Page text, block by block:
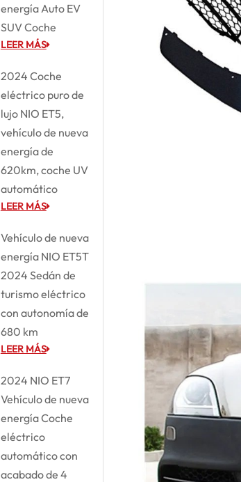
energía Auto EV
SUV Coche
LEER MÁS
2024 Coche
eléctrico puro de
lujo NIO ET5,
vehículo de nueva
energía de
620km, coche UV
automático
LEER MÁS
Vehículo de nueva
energía NIO ET5T
2024 Sedán de
turismo eléctrico
con autonomía de
680 km
LEER MÁS
2024 NIO ET7
Vehículo de nueva
energía Coche
eléctrico
automático con
acabado de 4